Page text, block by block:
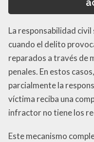
La responsabilidad
cuando el delito
reparados a través de
penales. En estos
parcialmente la
víctima reciba una
infractor no tiene los
Este mecanismo